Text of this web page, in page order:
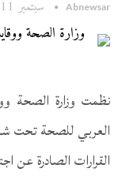
Abnewsar سبتمبر 11, 2018
نظمت وزارة الصحة
العربي للصحة تحت